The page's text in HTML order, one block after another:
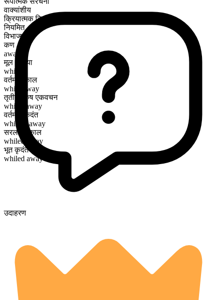
वाक्यांशीय
क्रियात्मक क्रिया
नियमित
विभाज्य
कण
away
मूल क्रिया
while
वर्तमान काल
while away
तृतीय पुरुष एकवचन
whiles away
वर्तमान कृदंत
whiling away
सरल भूतकाल
whiled away
भूत कृदंत
whiled away
उदाहरण